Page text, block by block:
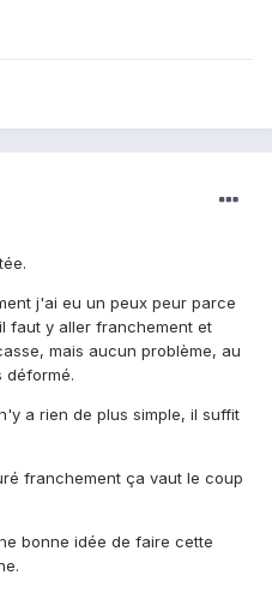
j'ai eu un peux peur parce
faut y aller franchement et
mais aucun problème, au
déformé.
a rien de plus simple, il suffit
franchement ça vaut le coup
bonne idée de faire cette